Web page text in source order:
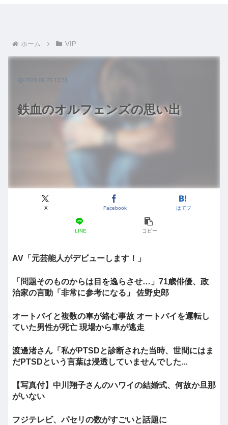
ホーム VIP
鉄血のオルフェンズの思い出
X Facebook はてブ
LINE コピー
2020.06.25 13:31
AV「元芸能人がデビューします！」
「問題そのものからは目を逸らさせ…」71歳俳優、政
治家の言動「非常に参考になる」 佐野史郎
オートバイと複数の車が絡む事故 オートバイを運転し
ていた男性が死亡 現場から車が逃走
渡邊渚さん「私がPTSDと診断された当時、世間にはま
だPTSDという言葉は浸透していませんでした...
【写真付】中川翔子さんのハワイの結婚式、何故か旦那
がいない
フジテレビ、パセリの数がすごいと話題に